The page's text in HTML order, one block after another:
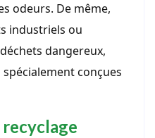
odeurs. De même,
industriels ou
dangereux,
conçues